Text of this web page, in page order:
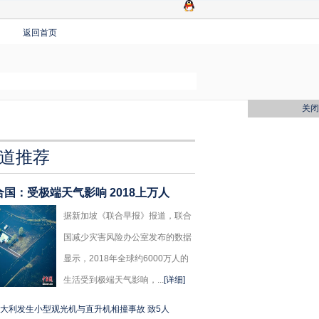
返回首页
推荐
国：受极端天气影响 2018上万人
据新加坡《联合早报》报道，联合
国减少灾害风险办公室发布的数据
显示，2018年全球约6000万人的
生活受到极端天气影响，...[详细]
利发生小型观光机与直升机相撞事故 致5人
关闭